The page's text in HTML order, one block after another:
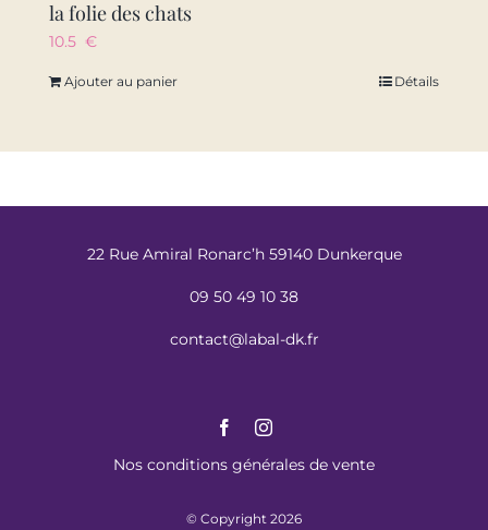
la folie des chats
10.5 €
Ajouter au panier Détails
22 Rue Amiral Ronarc’h 59140 Dunkerque
09 50 49 10 38
contact@labal-dk.fr
Nos conditions générales de vente
© Copyright 2026